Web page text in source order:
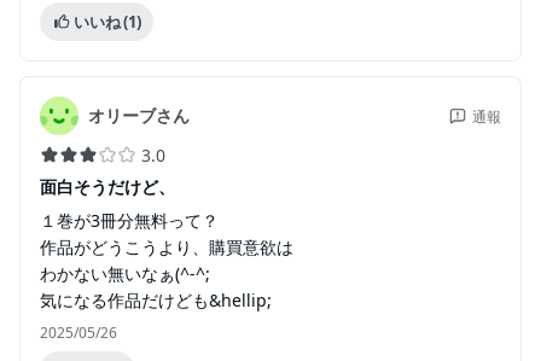
いいね(1)
オリーブさん 通報
3.0
面白そうだけど、
１巻が3冊分無料って？
作品がどうこうより、購買意欲は
わかない無いなぁ(^-^;
気になる作品だけども&hellip;
2025/05/26